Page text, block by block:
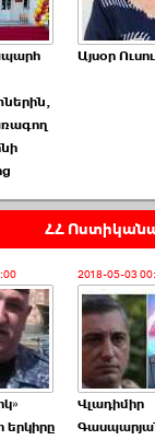
Այսօր
ՀՀ
երկիրը
2018-05-03
Վլադիմիր